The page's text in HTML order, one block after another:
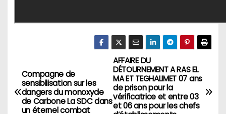
N
a
v
AFFAIRE DU
DÉTOURNEMENT A RAS EL
MA ET TEGHALIMET 07 ans
de prison pour la
vérificatrice et entre 03
et 06 ans pour les chefs
Compagne de
sensibilisation sur les
dangers du monoxyde
de Carbone La SDC dans
un éternel combat